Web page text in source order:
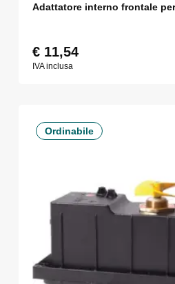
Adattatore interno frontale
€11,54
IVA inclusa
Ordinabile